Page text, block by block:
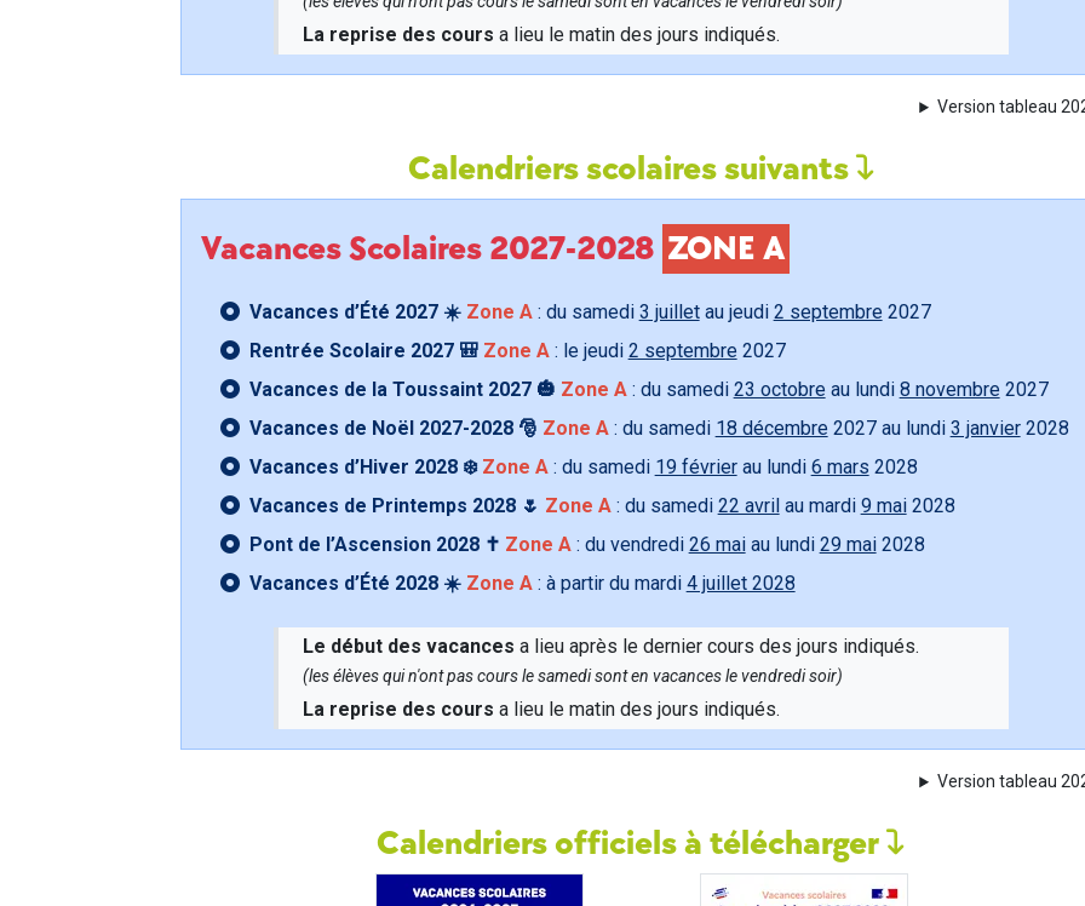
La reprise des cours a lieu le matin des jours indiqués.
Version tableau
Calendriers scolaires suivants
Vacances Scolaires 2027-2028 ZONE A
Vacances d’Été 2027 ☀️ Zone A: du samedi 3 juilletau jeudi 2 septembre 2027
Rentrée Scolaire 2027 🎒 Zone A: le jeudi 2 septembre 2027
Vacances de la Toussaint 2027 🎃 Zone A: du samedi 23 octobre au lundi 8 novembre 2027
Vacances de Noël 2027-2028 🎅 Zone A: du samedi 18 décembre 2027 au lundi 3 janvier2028
Vacances d’Hiver 2028 ❄️ Zone A: du samedi 19 févrierau lundi 6 mars 2028
Vacances de Printemps 2028 🌷 Zone A: du samedi 22 avril au mardi 9 mai2028
Pont de l’Ascension 2028 ✝️ Zone A: du vendredi 26 maiau lundi 29 mai2028
Vacances d’Été 2028 ☀️ Zone A: à partir du mardi 4 juillet 2028
Le début des vacances a lieu après le dernier cours des jours indiqués.
(les élèves qui n'ont pas cours le samedi sont en vacances le vendredi soir)
La reprise des cours a lieu le matin des jours indiqués.
Version tableau
Calendriers officiels à télécharger